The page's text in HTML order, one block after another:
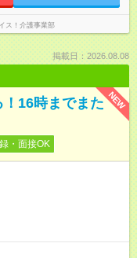
ス！介護事業部
掲載日：2026.08.08
NEW
16時までまた
・面接OK